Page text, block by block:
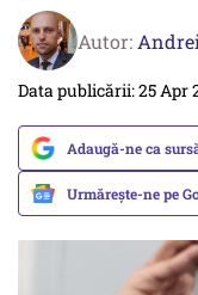
Autor:
Data publicării: 25 Apr
Adaugă-ne ca
Urmărește-ne pe